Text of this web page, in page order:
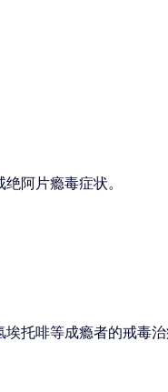
阿片瘾毒症状。
托啡等成瘾者的戒毒治